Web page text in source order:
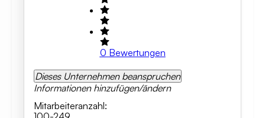
0 Bewertungen
Dieses Unternehmen beanspruchen
Informationen hinzufügen/ändern
Mitarbeiteranzahl: